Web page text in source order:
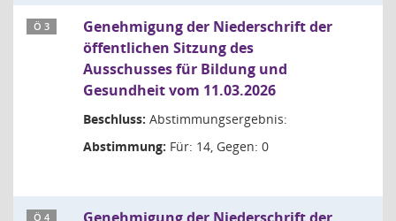
Ö 3
Genehmigung der Niederschrift der
öffentlichen Sitzung des
Ausschusses für Bildung und
Gesundheit vom 11.03.2026
Beschluss: Abstimmungsergebnis:
Abstimmung: Für: 14, Gegen: 0
Ö 4